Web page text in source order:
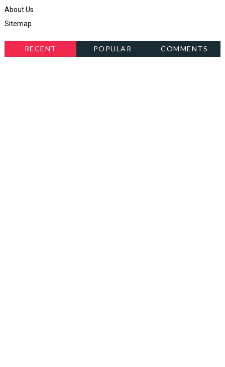
About Us
Sitemap
RECENT POPULAR COMMENTS